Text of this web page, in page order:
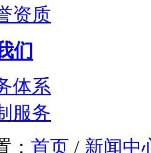
资质
们
体系
服务
： 首页 / 新闻中